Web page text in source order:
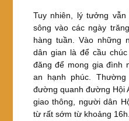
Tuy nhiên, lý tưởng
sông vào các ngày
hàng tuần. Vào những
dân gian là để cầu
đăng để mong gia đình
an hạnh phúc.
đường quanh đường Hội
giao thông, người dân
từ rất sớm từ khoảng